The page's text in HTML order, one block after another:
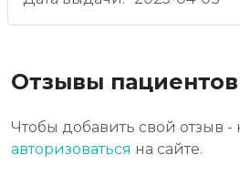
Отзывы пациентов
Чтобы добавить свой отзыв
авторизоваться на сайте.